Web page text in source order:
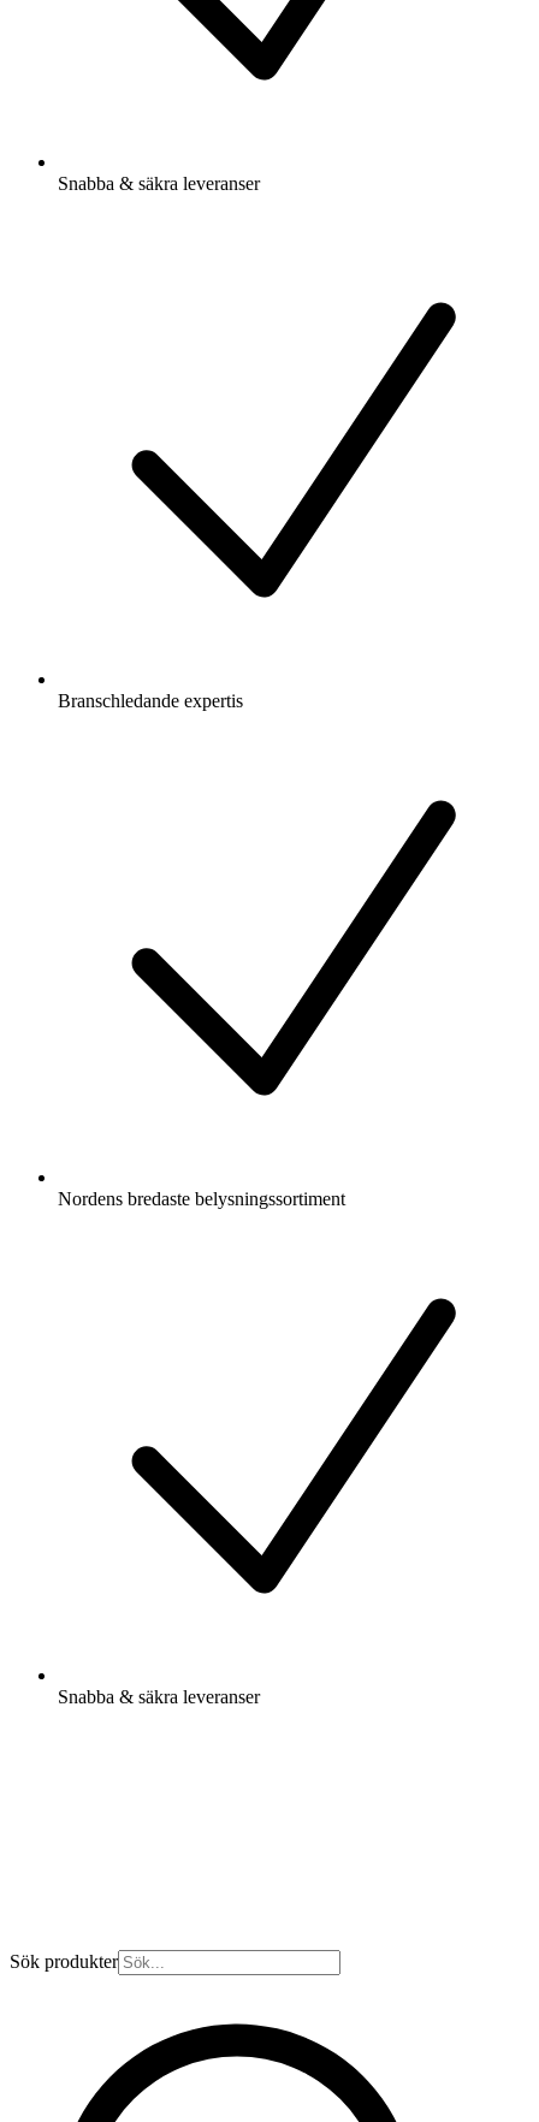
Snabba & säkra leveranser
Branschledande expertis
Nordens bredaste belysningssortiment
Snabba & säkra leveranser
Sök produkter